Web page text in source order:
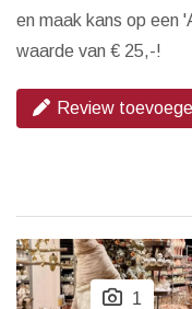
en maak kans op een
waarde van € 25,-!
Review
1